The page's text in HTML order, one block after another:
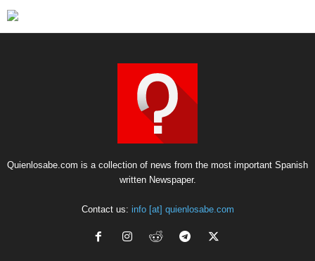
Quienlosabe.com is a collection of news from the most important Spanish
written Newspaper.
Contact us: info [at] quienlosabe.com